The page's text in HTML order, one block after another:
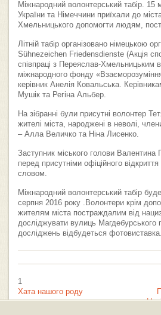
Міжнародний волонтерський табір. 15
України та Німеччини приїхали до
Хмельницького допомогти людям,
Літній табір організовано німецькою
Sühnezeichen Friedensdienste (Акція
співпраці з Переяслав-Хмельницьким
міжнародного фонду
керівник Анелія Ковальська.
Мушік та Регіна Альбер.
На зібранні були присутні волонтер
жителі міста, народжені в неволі,
– Алла Величко та Ніна Лисенко.
Заступник міського голови Валентина
перед присутніми офіційного
словом.
Міжнародний волонтерський табір
серпня 2016 року .Волонтери крім
жителям міста постраждалим від
досліджувати вулиць Магдебурського
досліджень відбудеться фотовиставка.
1
Хата нашого роду